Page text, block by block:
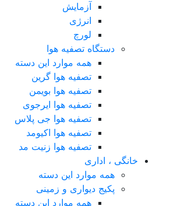
آزمایش
انرژی
لورچ
دستگاه تصفیه هوا
همه موارد این دسته
تصفیه هوا گرین
تصفیه هوا بویمن
تصفیه هوا ایرجوی
تصفیه هوا جی پلاس
تصفیه هوا اکیومد
تصفیه هوا زنیت مد
خانگی ، اداری
همه موارد این دسته
پکیج دیواری و زمینی
همه موارد این دسته